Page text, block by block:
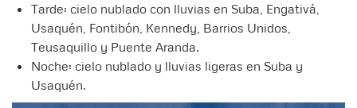
Tarde: cielo nublado con lluvias en Suba, Engativá,
Usaquén, Fontibón, Kennedy, Barrios Unidos,
Teusaquillo y Puente Aranda.
Noche: cielo nublado y lluvias ligeras en Suba y
Usaquén.